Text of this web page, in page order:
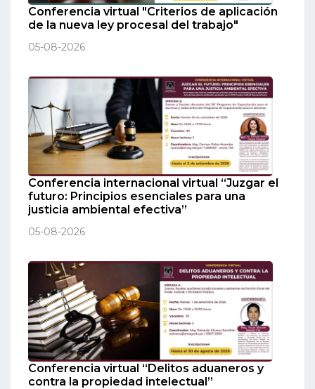
Conferencia virtual "Criterios de aplicación
de la nueva ley procesal del trabajo"
05-08-2026
Conferencia internacional virtual “Juzgar el
futuro: Principios esenciales para una
justicia ambiental efectiva”
05-08-2026
Conferencia virtual “Delitos aduaneros y
contra la propiedad intelectual”